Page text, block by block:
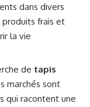
dans divers
produits frais et
la vie
de tapis
marchés sont
qui racontent une